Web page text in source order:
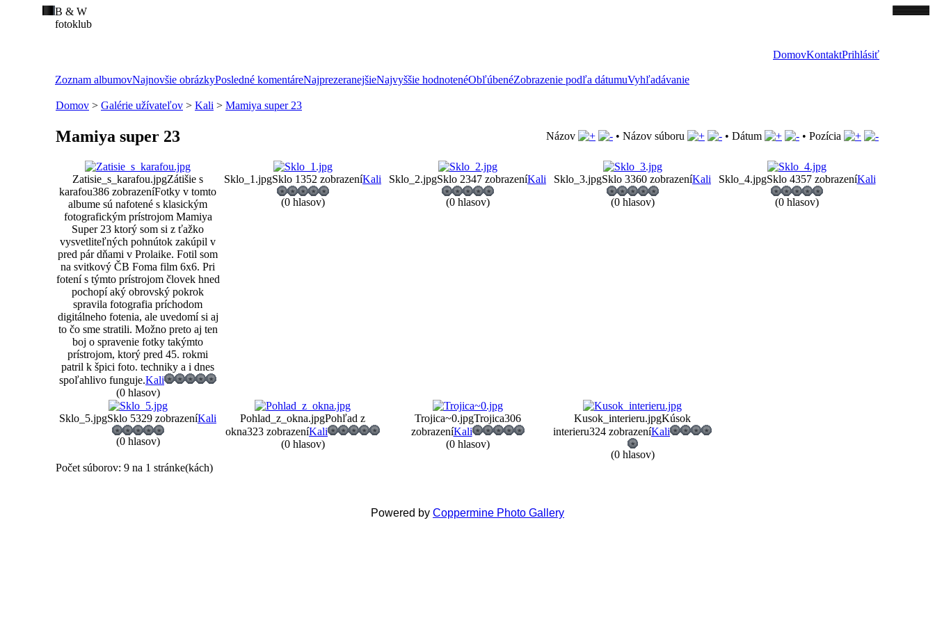
B & W
fotoklub
DomovKontaktPrihlásiť
Zoznam albumovNajnovšie obrázkyPosledné komentáreNajprezeranejšieNajvyššie hodnotenéObľúbenéZobrazenie podľa dátumuVyhľadávanie
Domov > Galérie užívateľov > Kali > Mamiya super 23
Mamiya super 23 Názov • Názov súboru • Dátum • Pozícia
Zatisie_s_karafou.jpgZátišie s
karafou386 zobrazeníFotky v tomto
albume sú nafotené s klasickým
fotografickým prístrojom Mamiya
Super 23 ktorý som si z ťažko
vysvetliteľných pohnútok zakúpil v
pred pár dňami v Prolaike. Fotil som
na svitkový ČB Foma film 6x6. Pri
fotení s týmto prístrojom človek hned
pochopí aký obrovský pokrok
spravila fotografia príchodom
digitálneho fotenia, ale uvedomí si aj
to čo sme stratili. Možno preto aj ten
boj o spravenie fotky takýmto
prístrojom, ktorý pred 45. rokmi
patril k špici foto. techniky a i dnes
spoľahlivo funguje.Kali
(0 hlasov)
Sklo_1.jpgSklo 1352 zobrazeníKali
(0 hlasov)
Sklo_2.jpgSklo 2347 zobrazeníKali
(0 hlasov)
Sklo_3.jpgSklo 3360 zobrazeníKali
(0 hlasov)
Sklo_4.jpgSklo 4357 zobrazeníKali
(0 hlasov)
Sklo_5.jpgSklo 5329 zobrazeníKali
(0 hlasov)
Pohlad_z_okna.jpgPohľad z
okna323 zobrazeníKali
(0 hlasov)
Trojica~0.jpgTrojica306
zobrazeníKali
(0 hlasov)
Kusok_interieru.jpgKúsok
interieru324 zobrazeníKali
(0 hlasov)
Počet súborov: 9 na 1 stránke(kách)
Powered by Coppermine Photo Gallery